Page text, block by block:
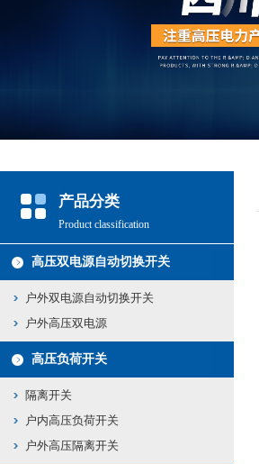
产品分类
Product classification
高压双电源自动切换开关
户外双电源自动切换开关
户外高压双电源
高压负荷开关
隔离开关
户内高压负荷开关
户外高压隔离开关